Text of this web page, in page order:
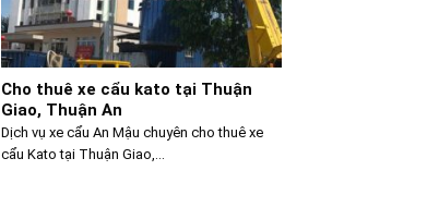
Cho thuê xe cẩu kato tại Thuận
Giao, Thuận An
Dịch vụ xe cẩu An Mậu chuyên cho thuê xe
cẩu Kato tại Thuận Giao,...